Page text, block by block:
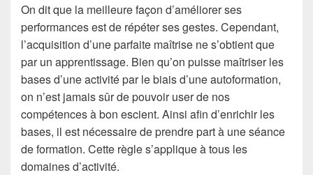
On dit que la meilleure façon d’améliorer ses
performances est de répéter ses gestes. Cependant,
l’acquisition d’une parfaite maîtrise ne s’obtient que
par un apprentissage. Bien qu’on puisse maîtriser les
bases d’une activité par le biais d’une autoformation,
on n’est jamais sûr de pouvoir user de nos
compétences à bon escient. Ainsi afin d’enrichir les
bases, il est nécessaire de prendre part à une séance
de formation. Cette règle s’applique à tous les
domaines d’activité.